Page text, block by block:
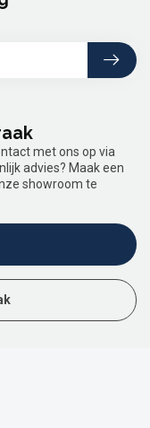
met ons op via
advies? Maak een
showroom te